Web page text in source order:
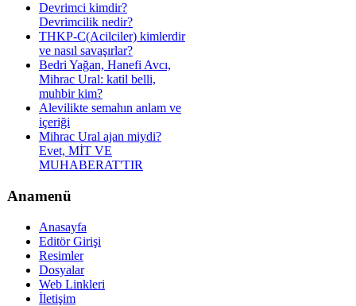
Devrimci kimdir?
Devrimcilik nedir?
THKP-C(Acilciler) kimlerdir
ve nasıl savaşırlar?
Bedri Yağan, Hanefi Avcı,
Mihrac Ural: katil belli,
muhbir kim?
Alevilikte semahın anlam ve
içeriği
Mihrac Ural ajan miydi?
Evet, MİT VE
MUHABERAT'TIR
Anamenü
Anasayfa
Editör Girişi
Resimler
Dosyalar
Web Linkleri
İletişim